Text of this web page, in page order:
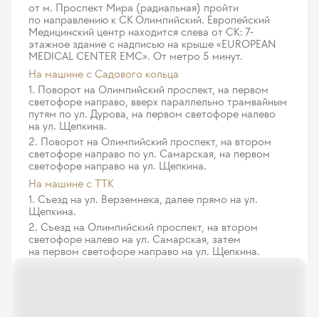
от м. Проспект Мира (радиальная) пройти
по направлению к СК Олимпийский. Европейский
Медицинский центр находится слева от СК: 7-
этажное здание с надписью на крыше «EUROPEAN
MEDICAL CENTER EMC». От метро 5 минут.
На машине c Садового кольца
1. Поворот на Олимпийский проспект, на первом
светофоре направо, вверх параллельно трамвайным
путям по ул. Дурова, на первом светофоре налево
на ул. Щепкина.
2. Поворот на Олимпийский проспект, на втором
светофоре направо по ул. Самарская, на первом
светофоре направо на ул. Щепкина.
На машине с ТТК
1. Съезд на ул. Верземнека, далее прямо на ул.
Щепкина.
2. Съезд на Олимпийский проспект, на втором
светофоре налево на ул. Самарская, затем
на первом светофоре направо на ул. Щепкина.